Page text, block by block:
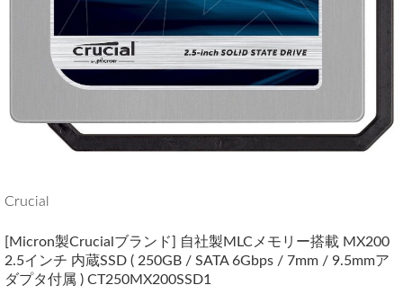
Crucial
[Micron製Crucialブランド] 自社製MLCメモリー搭載 MX200
2.5インチ 内蔵SSD ( 250GB / SATA 6Gbps / 7mm / 9.5mmア
ダプタ付属 ) CT250MX200SSD1